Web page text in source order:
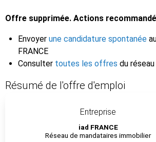
Offre supprimée. Actions
Envoyer une candidature spontanée
FRANCE
Consulter toutes les offres du réseau
Résumé de l'offre d'emploi
Entreprise
iad FRANCE
Réseau de mandataires immobilier